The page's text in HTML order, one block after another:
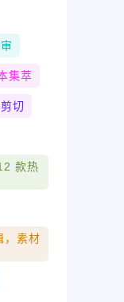
集萃
切
款热
，素材